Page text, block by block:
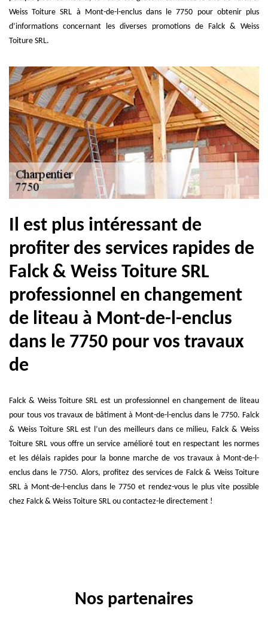
Weiss Toiture SRL à Mont-de-l-enclus dans le 7750 pour obtenir plus
d’informations concernant les diverses promotions de Falck & Weiss
Toiture SRL.
Il est plus intéressant de
profiter des services rapides de
Falck & Weiss Toiture SRL
professionnel en changement
de liteau à Mont-de-l-enclus
dans le 7750 pour vos travaux
de
Falck & Weiss Toiture SRL est un professionnel en changement de liteau
pour tous vos travaux de bâtiment à Mont-de-l-enclus dans le 7750. Falck
& Weiss Toiture SRL est l’un des meilleurs dans ce milieu, Falck & Weiss
Toiture SRL vous offre un service amélioré tout en respectant les normes
et les délais rapides pour la bonne marche de vos travaux à Mont-de-l-
enclus dans le 7750. Alors, profitez des services de Falck & Weiss Toiture
SRL à Mont-de-l-enclus dans le 7750 et rendez-vous le plus vite possible
chez Falck & Weiss Toiture SRL ou contactez-le directement !
Nos partenaires